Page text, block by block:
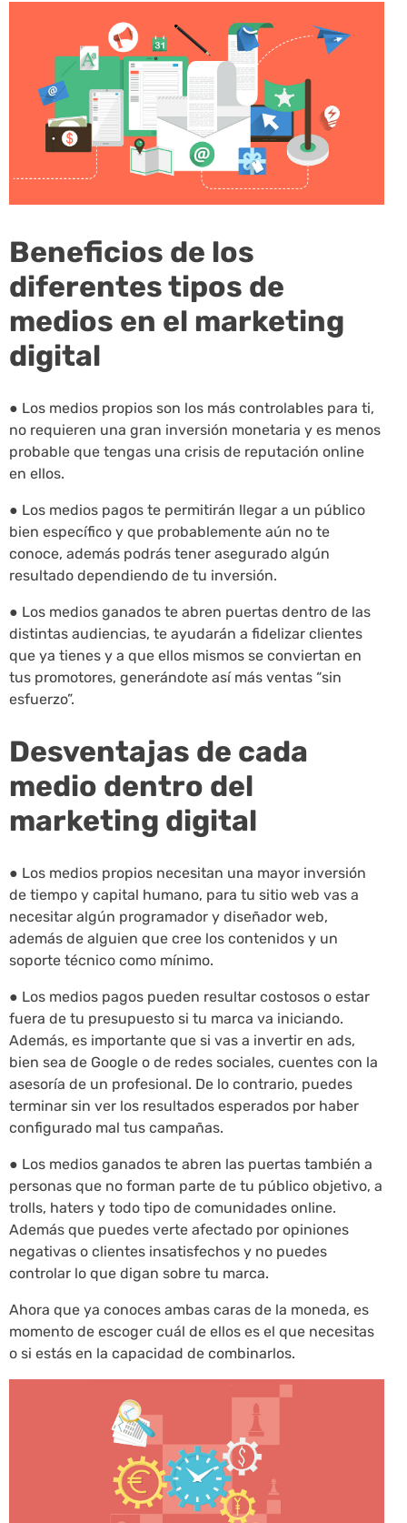
Beneficios de los
diferentes tipos de
medios en el marketing
digital
● Los medios propios son los más controlables para ti,
no requieren una gran inversión monetaria y es menos
probable que tengas una crisis de reputación online
en ellos.
● Los medios pagos te permitirán llegar a un público
bien específico y que probablemente aún no te
conoce, además podrás tener asegurado algún
resultado dependiendo de tu inversión.
● Los medios ganados te abren puertas dentro de las
distintas audiencias, te ayudarán a fidelizar clientes
que ya tienes y a que ellos mismos se conviertan en
tus promotores, generándote así más ventas “sin
esfuerzo”.
Desventajas de cada
medio dentro del
marketing digital
● Los medios propios necesitan una mayor inversión
de tiempo y capital humano, para tu sitio web vas a
necesitar algún programador y diseñador web,
además de alguien que cree los contenidos y un
soporte técnico como mínimo.
● Los medios pagos pueden resultar costosos o estar
fuera de tu presupuesto si tu marca va iniciando.
Además, es importante que si vas a invertir en ads,
bien sea de Google o de redes sociales, cuentes con la
asesoría de un profesional. De lo contrario, puedes
terminar sin ver los resultados esperados por haber
configurado mal tus campañas.
● Los medios ganados te abren las puertas también a
personas que no forman parte de tu público objetivo, a
trolls, haters y todo tipo de comunidades online.
Además que puedes verte afectado por opiniones
negativas o clientes insatisfechos y no puedes
controlar lo que digan sobre tu marca.
Ahora que ya conoces ambas caras de la moneda, es
momento de escoger cuál de ellos es el que necesitas
o si estás en la capacidad de combinarlos.